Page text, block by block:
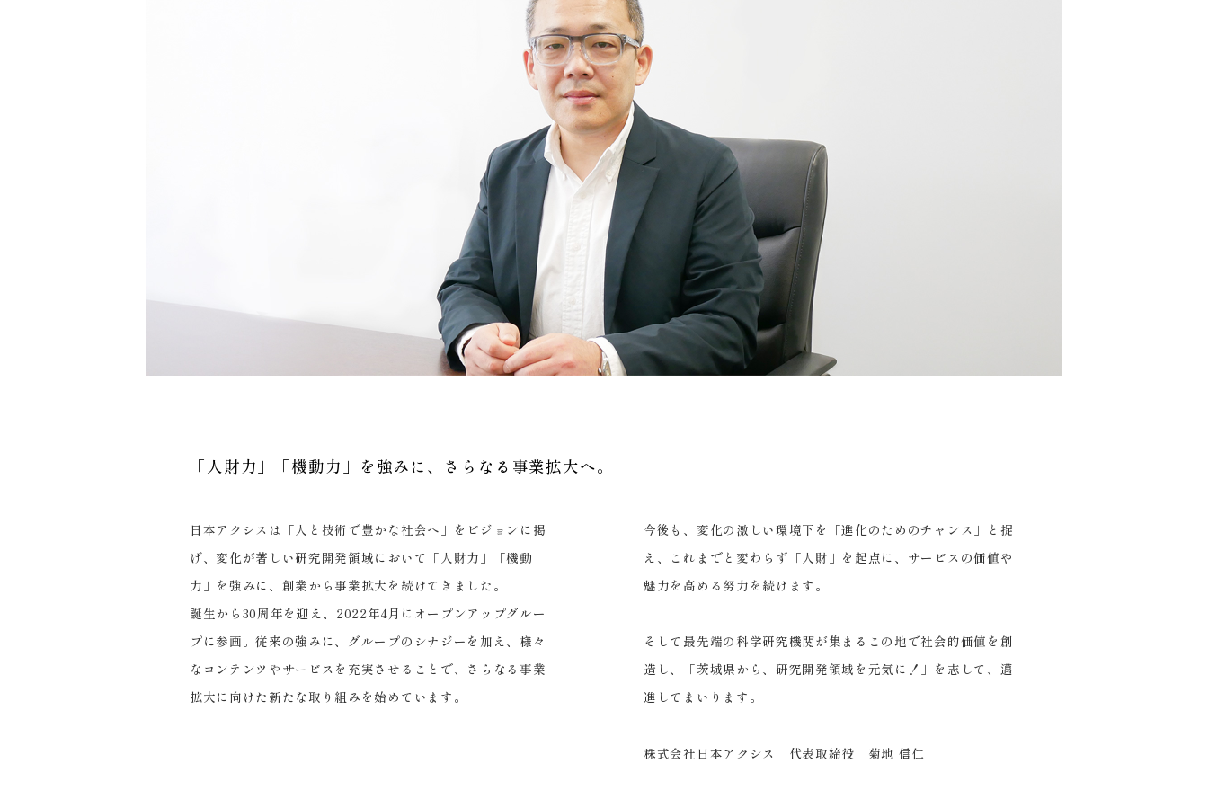
「人財力」「機動力」を強みに、さらなる事業拡大へ。
日本アクシスは「人と技術で豊かな社会へ」をビジョンに掲
げ、変化が著しい研究開発領域において「人財力」「機動
力」を強みに、創業から事業拡大を続けてきました。
誕生から30周年を迎え、2022年4月にオープンアップグルー
プに参画。従来の強みに、グループのシナジーを加え、様々
なコンテンツやサービスを充実させることで、さらなる事業
拡大に向けた新たな取り組みを始めています。
今後も、変化の激しい環境下を「進化のためのチャンス」と捉
え、これまでと変わらず「人財」を起点に、サービスの価値や
魅力を高める努力を続けます。
そして最先端の科学研究機関が集まるこの地で社会的価値を創
造し、「茨城県から、研究開発領域を元気に！」を志して、邁
進してまいります。
株式会社日本アクシス 代表取締役 菊地 信仁